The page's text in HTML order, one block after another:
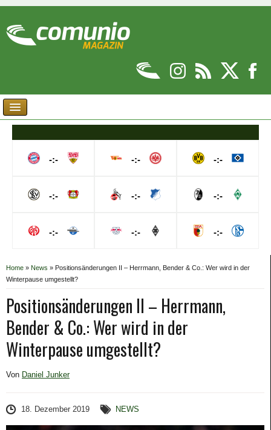
-:-
-:-
-:-
-:-
-:-
-:-
-:-
-:-
-:-
Home » News » Positionsänderungen II – Herrmann, Bender & Co.: Wer wird in der
Winterpause umgestellt?
Positionsänderungen II – Herrmann,
Bender & Co.: Wer wird in der
Winterpause umgestellt?
Von Daniel Junker
18. Dezember 2019 NEWS